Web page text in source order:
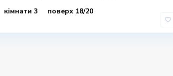
кімнати 3 поверх 18/20